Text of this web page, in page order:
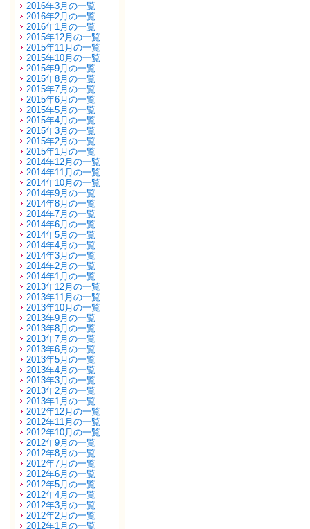
2016年3月の一覧
2016年2月の一覧
2016年1月の一覧
2015年12月の一覧
2015年11月の一覧
2015年10月の一覧
2015年9月の一覧
2015年8月の一覧
2015年7月の一覧
2015年6月の一覧
2015年5月の一覧
2015年4月の一覧
2015年3月の一覧
2015年2月の一覧
2015年1月の一覧
2014年12月の一覧
2014年11月の一覧
2014年10月の一覧
2014年9月の一覧
2014年8月の一覧
2014年7月の一覧
2014年6月の一覧
2014年5月の一覧
2014年4月の一覧
2014年3月の一覧
2014年2月の一覧
2014年1月の一覧
2013年12月の一覧
2013年11月の一覧
2013年10月の一覧
2013年9月の一覧
2013年8月の一覧
2013年7月の一覧
2013年6月の一覧
2013年5月の一覧
2013年4月の一覧
2013年3月の一覧
2013年2月の一覧
2013年1月の一覧
2012年12月の一覧
2012年11月の一覧
2012年10月の一覧
2012年9月の一覧
2012年8月の一覧
2012年7月の一覧
2012年6月の一覧
2012年5月の一覧
2012年4月の一覧
2012年3月の一覧
2012年2月の一覧
2012年1月の一覧